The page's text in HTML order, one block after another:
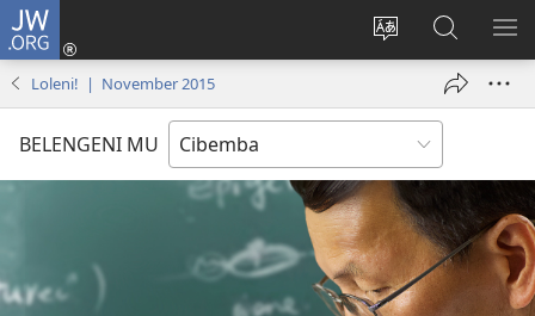
JW.ORG
Bikenipo
Isuleni
(yalaisula Fwayeni
pa
JW.ORG
Loleni! | November 2015
BELENGENI MU